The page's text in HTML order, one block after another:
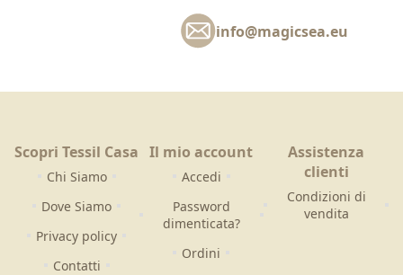
info@magicsea.eu
Scopri Tessil Casa
Chi Siamo
Dove Siamo
Privacy policy
Contatti
Il mio account
Accedi
Password
dimenticata?
Ordini
Assistenza
clienti
Condizioni di
vendita